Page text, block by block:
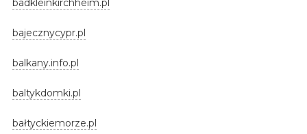
badkleinkirchheim.pl
bajecznycypr.pl
balkany.info.pl
baltykdomki.pl
bałtyckiemorze.pl